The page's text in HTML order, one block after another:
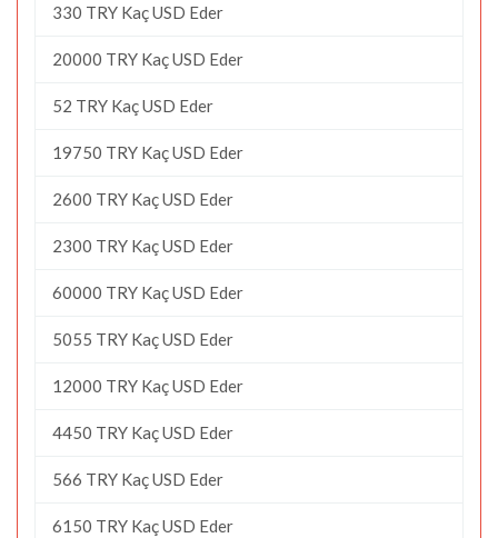
330 TRY Kaç USD Eder
20000 TRY Kaç USD Eder
52 TRY Kaç USD Eder
19750 TRY Kaç USD Eder
2600 TRY Kaç USD Eder
2300 TRY Kaç USD Eder
60000 TRY Kaç USD Eder
5055 TRY Kaç USD Eder
12000 TRY Kaç USD Eder
4450 TRY Kaç USD Eder
566 TRY Kaç USD Eder
6150 TRY Kaç USD Eder